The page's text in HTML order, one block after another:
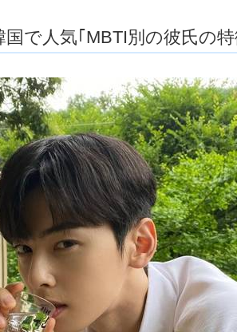
で人気｢MBTI別の彼氏の